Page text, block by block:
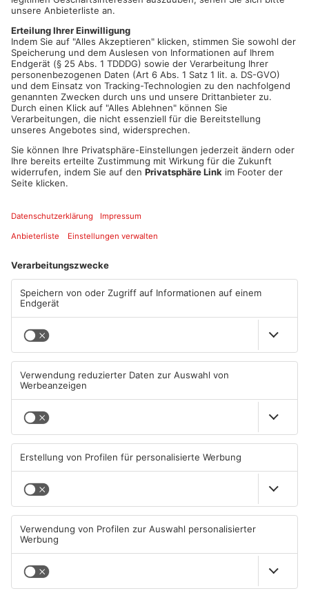
Mainhausen
30. März: Osterwein der Katholischen Kirchengemeinde
St. Killian
Obertshausen
29. März: Kleiner Ostereiermarkt und Kinder-Osterbasteln
im Karl-Meyer-Haus
Rödermark
23. März: Ostermarkt der KFD Frauen
Rodgau
Rodgau e.V.
20. März: Ehrenabend mit Auszeichnung für Sportler,
Züchter und Kulturträger aus 2023
Main-Kinzig-Kreis:
Gelnhausen
16. März: Frühjahrskonzert zum Jubiläum Meerholz-
Hailer in der Sport und Kulturhalle
22. März: Paddy goes to Holyhead – irischer Abend im
Dorfgemeinschaftshaus Höchst
Freigericht
15. März: Ebbelwoiabend im Vereinsheim DJK
16. März: Frühjahrskonzert des Musikvereins Harmonie
Neuses in der Mehrzweckhalle
17. März: Frühjahrs-Mitsingen in Altenmittlau
23. - 24. März: Frühjahrskonzert des Musikvereins 1921
29. März: Forellen Räuchern in Bernbach, Neuses und
Somborn
Hasselroth
Maintal
13. März: Klangrazzia – Das Kabarett-Comedy-Konzert
mit „Meier und die Geier“